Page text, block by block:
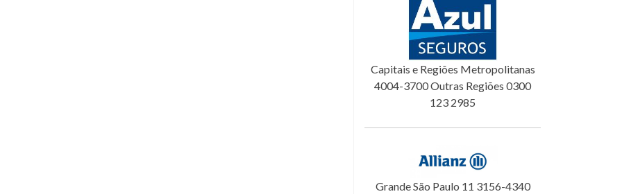
Capitais e Regiões Metropolitanas
4004-3700 Outras Regiões 0300
123 2985
Grande São Paulo 11 3156-4340